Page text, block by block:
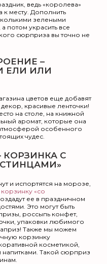
ведь «королева»
к месту. Дополнить
зелеными
потом украсить все
сюрприза вы точно не
–
ЕЛИ ИЛИ
цветов еще добавят
красивые ленточки!
на столе, на книжной
аромат, которые она
атмосферой особенного
чудес.
КОРЗИНКА С
и испортятся на морозе,
корзинку «со
ее в праздничном
Это могут быть
россыпь конфет,
упаковки любимого
Также мы можем
корзинку
косметикой,
Такой сюрприз